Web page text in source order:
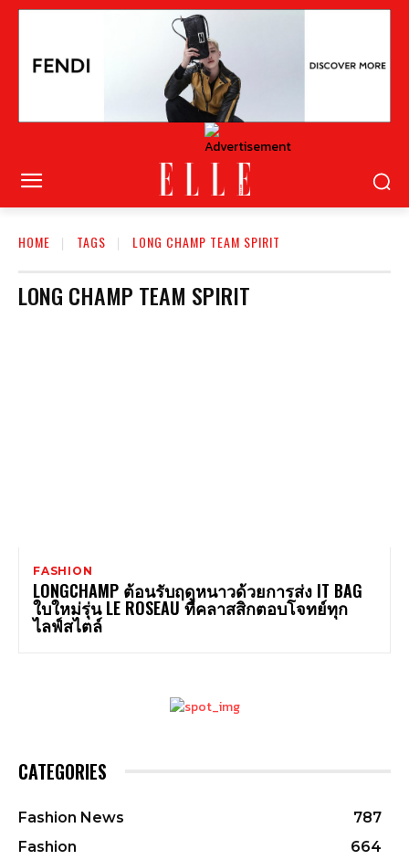
HOME TAGS LONG CHAMP TEAM SPIRIT
LONG CHAMP TEAM SPIRIT
FASHION
LONGCHAMP ต้อนรับฤดูหนาวด้วยการส่ง IT BAG
ใบใหม่รุ่น LE ROSEAU ที่คลาสสิกตอบโจทย์ทุก
ไลฟ์สไตล์
CATEGORIES
Fashion News
787
Fashion
664